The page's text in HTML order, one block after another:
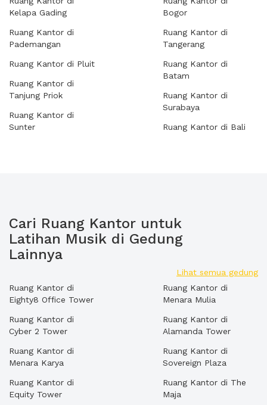
Kelapa Gading
Ruang Kantor di
Pademangan
Ruang Kantor di Pluit
Ruang Kantor di
Tanjung Priok
Ruang Kantor di
Sunter
Bogor
Ruang Kantor di
Tangerang
Ruang Kantor di
Batam
Ruang Kantor di
Surabaya
Ruang Kantor di Bali
Cari Ruang Kantor untuk
Latihan Musik di Gedung
Lainnya
Lihat semua gedung
Ruang Kantor di
Eighty8 Office Tower
Ruang Kantor di
Cyber 2 Tower
Ruang Kantor di
Menara Karya
Ruang Kantor di
Equity Tower
Ruang Kantor di
Menara Mulia
Ruang Kantor di
Alamanda Tower
Ruang Kantor di
Sovereign Plaza
Ruang Kantor di The
Maja